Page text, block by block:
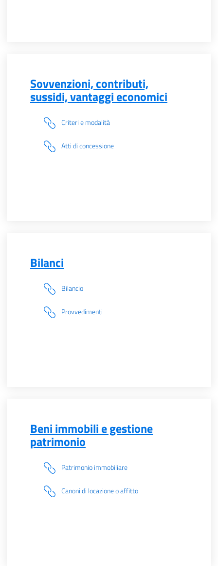
Sovvenzioni, contributi,
sussidi, vantaggi economici
Criteri e modalità
Atti di concessione
Bilanci
Bilancio
Provvedimenti
Beni immobili e gestione
patrimonio
Patrimonio immobiliare
Canoni di locazione o affitto